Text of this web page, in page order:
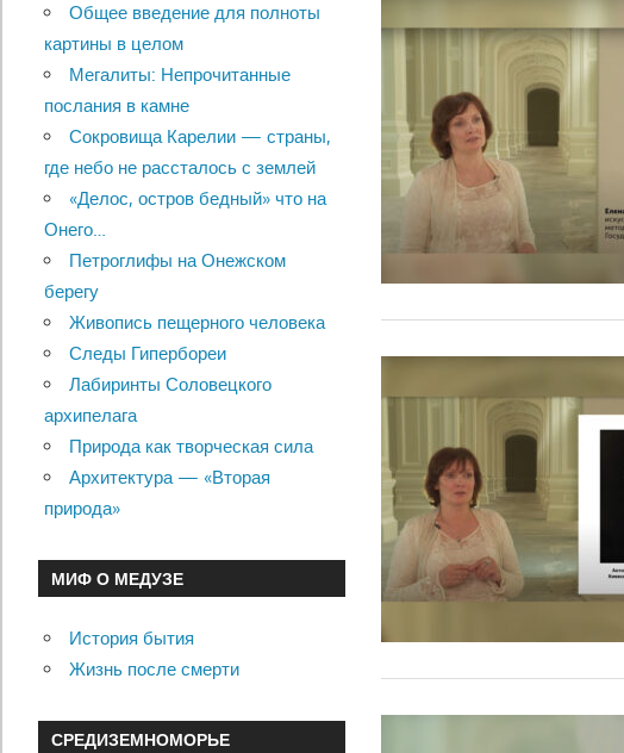
Общее введение для полноты
картины в целом
Мегалиты: Непрочитанные
послания в камне
Сокровища Карелии — страны,
где небо не рассталось с землей
«Делос, остров бедный» что на
Онего…
Петроглифы на Онежском
берегу
Живопись пещерного человека
Следы Гипербореи
Лабиринты Соловецкого
архипелага
Природа как творческая сила
Архитектура — «Вторая
природа»
МИФ О МЕДУЗЕ
История бытия
Жизнь после смерти
СРЕДИЗЕМНОМОРЬЕ